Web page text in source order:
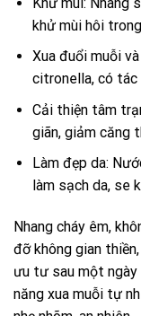
khử mùi hôi
Xua đuổi muỗi
citronella, có tác
Cải thiện tâm
giãn, giảm căng
Làm đẹp da:
làm sạch da, se
Nhang cháy êm,
đỡ không gian
ưu tư sau một ngày
năng xua muỗi tự